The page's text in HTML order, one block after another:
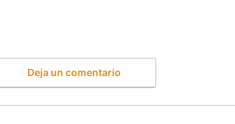
Deja un comentario